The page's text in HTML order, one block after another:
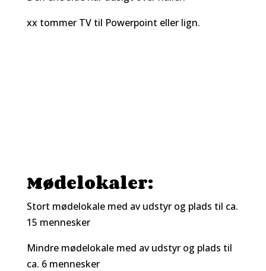
xx tommer TV til Powerpoint eller lign.
Mødelokaler:
Stort mødelokale med av udstyr og plads til ca.
15 mennesker
Mindre mødelokale med av udstyr og plads til
ca. 6 mennesker